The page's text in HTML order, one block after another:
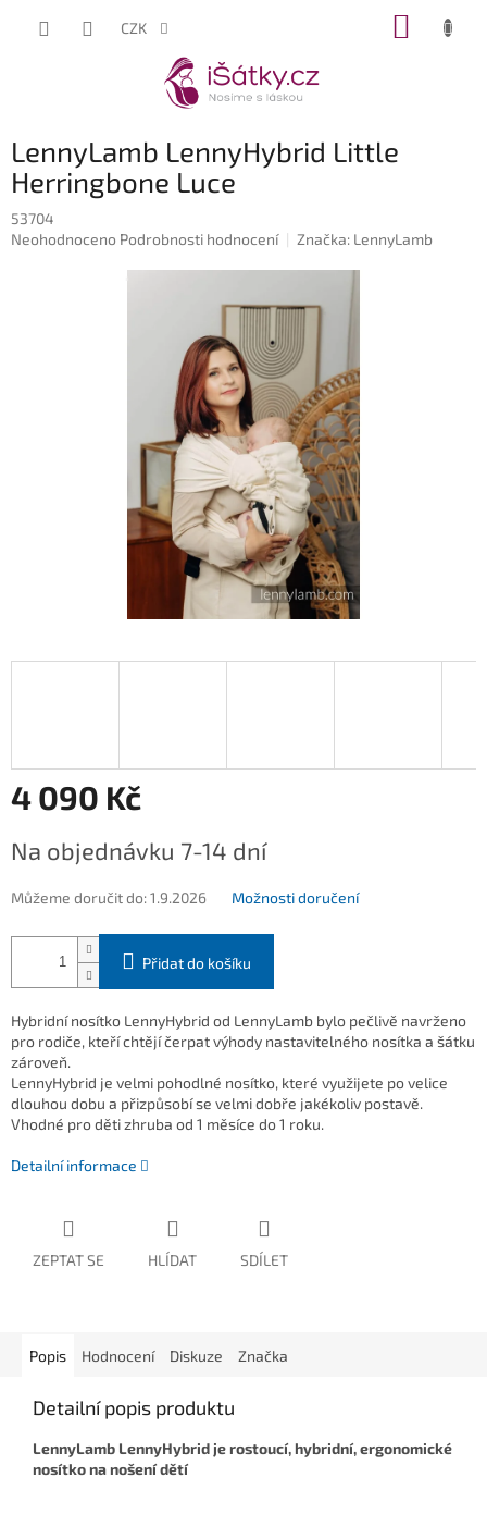
CZK
LennyLamb LennyHybrid Little
Herringbone Luce
53704
Průměrné
Neohodnoceno Podrobnosti hodnocení Značka: LennyLamb
4 090 Kč
cena:
Na objednávku 7-14 dní
Můžeme doručit do:1.9.2026 Možnosti doručení
Přidat do košíku
Hybridní nosítko LennyHybrid od LennyLamb bylo pečlivě navrženo
pro rodiče, kteří chtějí čerpat výhody nastavitelného nosítka a šátku
zároveň.
LennyHybrid je velmi pohodlné nosítko, které využijete po velice
dlouhou dobu a přizpůsobí se velmi dobře jakékoliv postavě.
Vhodné pro děti zhruba od 1 měsíce do 1 roku.
Detailní informace
ZEPTAT SE HLÍDAT SDÍLET
Popis Hodnocení Diskuze Značka
Detailní popis produktu
LennyLamb LennyHybrid je rostoucí, hybridní, ergonomické
nosítko na nošení dětí